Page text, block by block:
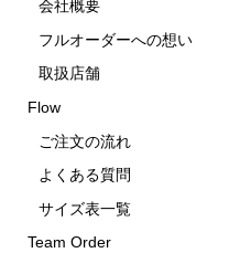
会社概要
フルオーダーへの想い
取扱店舗
Flow
ご注文の流れ
よくある質問
サイズ表一覧
Team Order